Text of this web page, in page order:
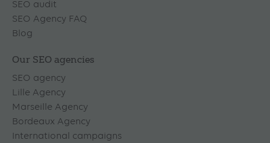
SEO audit
SEO Agency FAQ
Blog
Our SEO agencies
SEO agency
Lille Agency
Marseille Agency
Bordeaux Agency
International campaigns